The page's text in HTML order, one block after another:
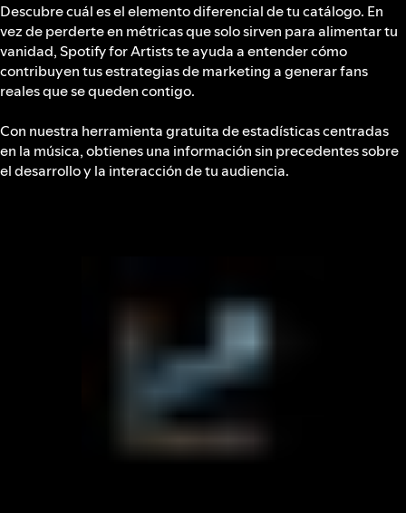
Descubre cuál es el elemento diferencial de tu catálogo. En
vez de perderte en métricas que solo sirven para alimentar tu
vanidad, Spotify for Artists te ayuda a entender cómo
contribuyen tus estrategias de marketing a generar fans
reales que se queden contigo.
Con nuestra herramienta gratuita de estadísticas centradas
en la música, obtienes una información sin precedentes sobre
el desarrollo y la interacción de tu audiencia.